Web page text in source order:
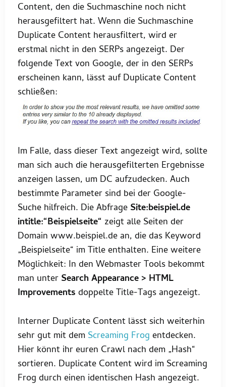
Content, den die Suchmaschine noch nicht
herausgefiltert hat. Wenn die Suchmaschine
Duplicate Content herausfiltert, wird er
erstmal nicht in den SERPs angezeigt. Der
folgende Text von Google, der in den SERPs
erscheinen kann, lässt auf Duplicate Content
schließen:
Im Falle, dass dieser Text angezeigt wird, sollte
man sich auch die herausgefilterten Ergebnisse
anzeigen lassen, um DC aufzudecken. Auch
bestimmte Parameter sind bei der Google-
Suche hilfreich. Die Abfrage Site:beispiel.de
intitle:“Beispielseite“ zeigt alle Seiten der
Domain www.beispiel.de an, die das Keyword
„Beispielseite“ im Title enthalten. Eine weitere
Möglichkeit: In den Webmaster Tools bekommt
man unter Search Appearance > HTML
Improvements doppelte Title-Tags angezeigt.
Interner Duplicate Content lässt sich weiterhin
sehr gut mit dem Screaming Frog entdecken.
Hier könnt ihr euren Crawl nach dem „Hash“
sortieren. Duplicate Content wird im Screaming
Frog durch einen identischen Hash angezeigt.